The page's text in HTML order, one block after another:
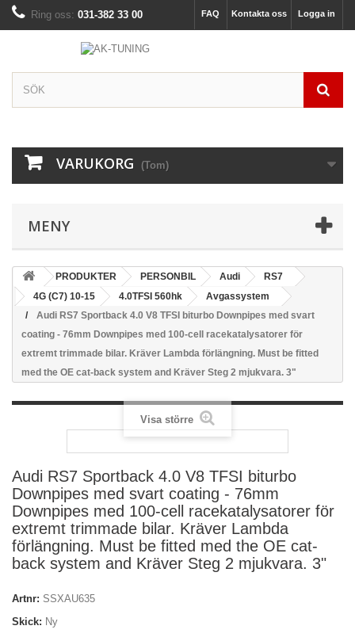
Logga in
Kontakta oss
FAQ
Ring oss: 031-382 33 00
VARUKORG (Tom)
MENY
PRODUKTER PERSONBIL Audi
RS7
4G (C7) 10-15
4.0TFSI 560hk
Avgassystem
Audi RS7 Sportback 4.0 V8 TFSI biturbo Downpipes med svart
coating - 76mm Downpipes med 100-cell racekatalysatorer för
extremt trimmade bilar. Kräver Lambda förlängning. Must be fitted
med the OE cat-back system and Kräver Steg 2 mjukvara. 3"
Visa större
Audi RS7 Sportback 4.0 V8 TFSI biturbo
Downpipes med svart coating - 76mm
Downpipes med 100-cell racekatalysatorer för
extremt trimmade bilar. Kräver Lambda
förlängning. Must be fitted med the OE cat-
back system and Kräver Steg 2 mjukvara. 3"
Artnr: SSXAU635
Skick: Ny